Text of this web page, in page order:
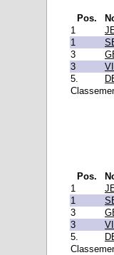
Pos.
1
1
3
3
5.
Pos.
1
1
3
3
5.